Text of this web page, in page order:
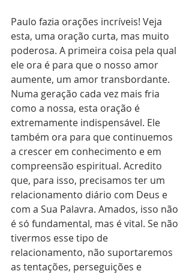
Paulo fazia orações incríveis! Veja
esta, uma oração curta, mas muito
poderosa. A primeira coisa pela qual
ele ora é para que o nosso amor
aumente, um amor transbordante.
Numa geração cada vez mais fria
como a nossa, esta oração é
extremamente indispensável. Ele
também ora para que continuemos
a crescer em conhecimento e em
compreensão espiritual. Acredito
que, para isso, precisamos ter um
relacionamento diário com Deus e
com a Sua Palavra. Amados, isso não
é só fundamental, mas é vital. Se não
tivermos esse tipo de
relacionamento, não suportaremos
as tentações, perseguições e